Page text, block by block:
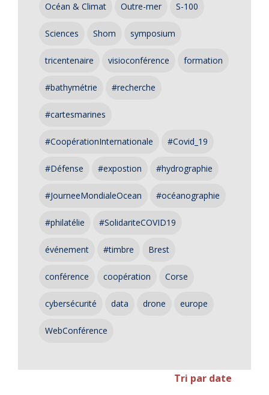
Océan & Climat Outre-mer S-100
Sciences Shom symposium
tricentenaire visioconférence formation
#bathymétrie #recherche
#cartesmarines
#CoopérationInternationale #Covid_19
#Défense #expostion #hydrographie
#JourneeMondialeOcean #océanographie
#philatélie #SolidariteCOVID19
événement #timbre Brest
conférence coopération Corse
cybersécurité data drone europe
WebConférence
Tri par date